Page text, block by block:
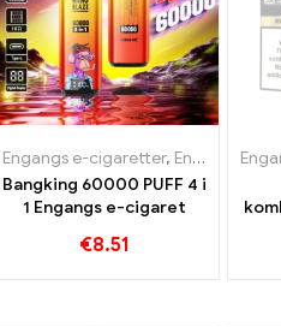
,Engangs e-cigaretter Luxembourg
Engangs e-cigaretter, Engangs e-cigaretter Polen
Bangking 60000 PUFF 4 i
1 Engangs e-cigaret
€8.51